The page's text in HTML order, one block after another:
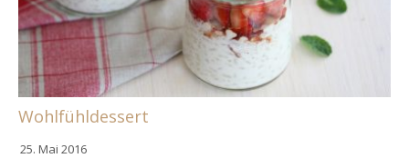
Wohlfühldessert
25. Mai 2016